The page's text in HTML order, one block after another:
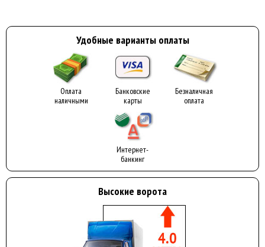
Удобные варианты оплаты
Оплата
наличными
Банковские
карты
Безналичная
оплата
Интернет-
банкинг
Высокие ворота